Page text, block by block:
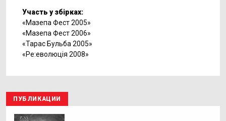
Участь у збірках:
«Мазепа Фест 2005»
«Мазепа Фест 2006»
«Тарас Бульба 2005»
«Ре:еволюція 2008»
ПУБЛИКАЦИИ